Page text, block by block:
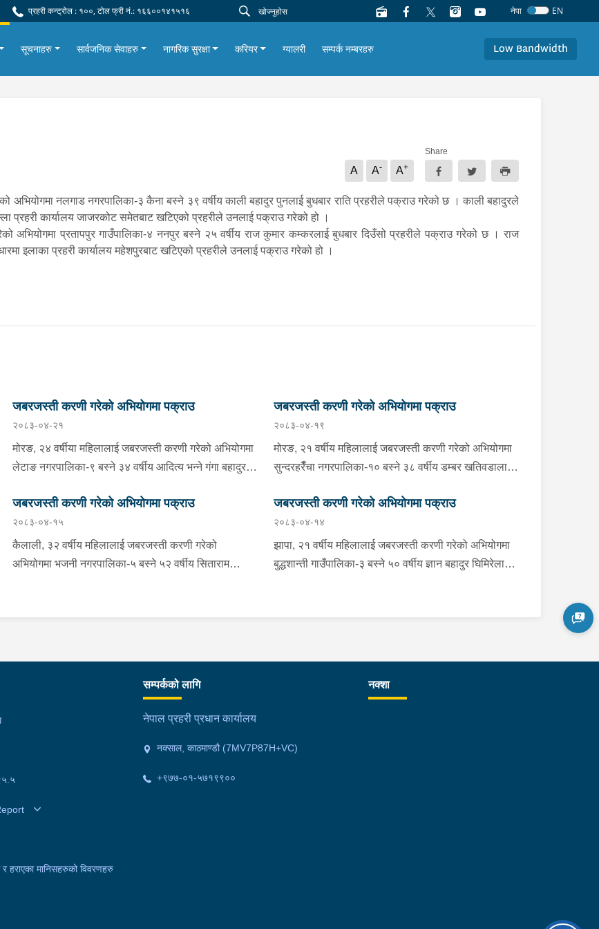
प्रहरी कन्ट्रोल : १००, टोल फ्री नं.: १६६००१४१५१६ नेपा EN
सूचनाहरु सार्वजनिक सेवाहरु नागरिक सुरक्षा करियर ग्यालरी सम्पर्क नम्बरहरु Low Bandwidth
A A- A+
Share
अभियोगमा नलगाड नगरपालिका-३ कैना बस्ने ३९ वर्षीय काली बहादुर पुनलाई बुधबार राति प्रहरीले पक्राउ गरेको छ । काली बहादुरले
प्रहरी कार्यालय जाजरकोट समेतबाट खटिएको प्रहरीले उनलाई पक्राउ गरेको हो ।
अभियोगमा प्रतापपुर गाउँपालिका-४ ननपुर बस्ने २५ वर्षीय राज कुमार कम्करलाई बुधबार दिउँसो प्रहरीले पक्राउ गरेको छ । राज
इलाका प्रहरी कार्यालय महेशपुरबाट खटिएको प्रहरीले उनलाई पक्राउ गरेको हो ।
जबरजस्ती करणी गरेको अभियोगमा पक्राउ
२०८३-०४-२१
मोरङ, २४ वर्षीया महिलालाई जबरजस्ती करणी गरेको अभियोगमा
लेटाङ नगरपालिका-९ बस्ने ३४ वर्षीय आदित्य भन्ने गंगा बहादुर
ती महिलालाई जबरजस्ती करणी गरेको भन्ने उजुरीको आधारमा
इलाका प्रहरी कार्यालय लेटाङबाट खटिएको प्रहरीले उनलाई
पक्राउ गरेको हो । यस सम्बन्धमा प्रहरीले आवश्यक अनुसन्धान
गरिरहेको छ ।
जबरजस्ती करणी गरेको अभियोगमा पक्राउ
२०८३-०४-१९
मोरङ, २१ वर्षीय महिलालाई जबरजस्ती करणी गरेको अभियोगमा
सुन्दरहरैँचा नगरपालिका-१० बस्ने ३८ वर्षीय डम्बर खतिवडालाई
जबरजस्ती करणी गरेको भन्ने उजुरीको आधारमा इलाका प्रहरी
कार्यालय बेलबारीबाट खटिएको प्रहरीले उनलाई पक्राउ गरेको
हो । साथै प्रहरीले उक्त घटनामा संलग्न अन्य २ जनालाई
नियन्त्रणमा लिएको छ । यस सम्बन्धमा प्रहरीले आवश्यक
जबरजस्ती करणी गरेको अभियोगमा पक्राउ
२०८३-०४-१५
कैलाली, ३२ वर्षीय महिलालाई जबरजस्ती करणी गरेको
अभियोगमा भजनी नगरपालिका-५ बस्ने ५२ वर्षीय सिताराम
जबरजस्ती करणी गरेको अभियोगमा पक्राउ
२०८३-०४-१४
झापा, २१ वर्षीय महिलालाई जबरजस्ती करणी गरेको अभियोगमा
बुद्धशान्ती गाउँपालिका-३ बस्ने ५० वर्षीय ज्ञान बहादुर घिमिरेलाई
मानिसहरुको विवरणहरु
सम्पर्कको लागि
नेपाल प्रहरी प्रधान कार्यालय
नक्साल, काठमाण्डौ (7MV7P87H+VC)
+९७७-०१-५७१९९००
नक्शा